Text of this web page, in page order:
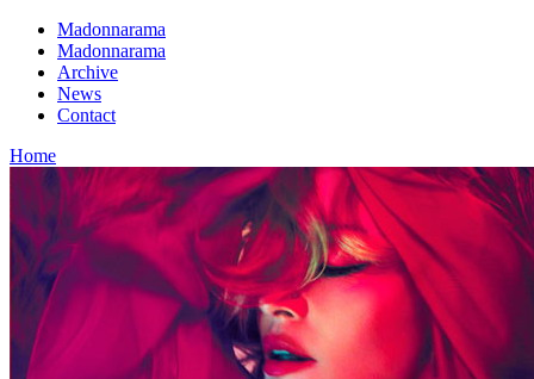
Madonnarama
Madonnarama
Archive
News
Contact
Home